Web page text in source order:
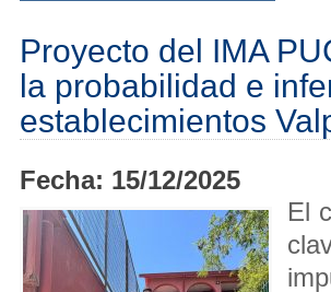
Proyecto del IMA
la probabilidad e
establecimientos
Fecha: 15/12/2025
El